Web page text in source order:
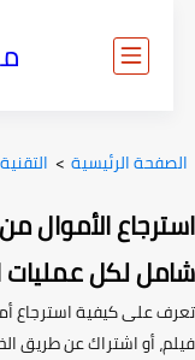
الرئيسية> التقنية
لكل عمليات
أو اشتراك عن طريق